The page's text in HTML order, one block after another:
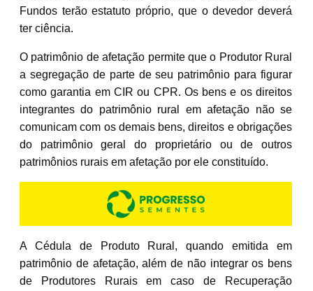
Fundos terão estatuto próprio, que o devedor deverá
ter ciência.
O patrimônio de afetação permite que o Produtor Rural
a segregação de parte de seu patrimônio para figurar
como garantia em CIR ou CPR. Os bens e os direitos
integrantes do patrimônio rural em afetação não se
comunicam com os demais bens, direitos e obrigações
do patrimônio geral do proprietário ou de outros
patrimônios rurais em afetação por ele constituído.
A Cédula de Produto Rural, quando emitida em
patrimônio de afetação, além de não integrar os bens
de Produtores Rurais em caso de Recuperação